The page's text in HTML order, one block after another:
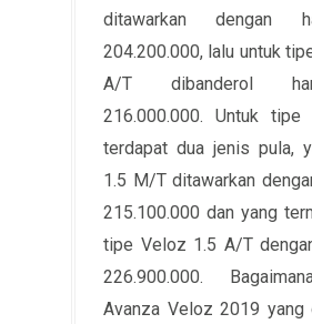
ditawarkan dengan
204.200.000, lalu untuk
A/T dibanderol
216.000.000. Untuk
terdapat dua jenis pula,
1.5 M/T ditawarkan
215.100.000 dan yang
tipe Veloz 1.5 A/T
226.900.000.
Avanza Veloz 2019 yang